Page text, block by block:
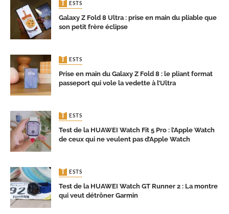
TESTS
Galaxy Z Fold 8 Ultra : prise en main du pliable que
son petit frère éclipse
TESTS
Prise en main du Galaxy Z Fold 8 : le pliant format
passeport qui vole la vedette à l’Ultra
TESTS
Test de la HUAWEI Watch Fit 5 Pro : l’Apple Watch
de ceux qui ne veulent pas d’Apple Watch
TESTS
Test de la HUAWEI Watch GT Runner 2 : La montre
qui veut détrôner Garmin